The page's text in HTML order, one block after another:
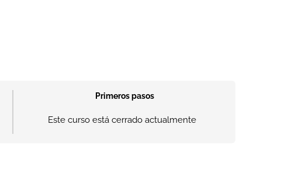
Primeros pasos
Este curso está cerrado actualmente